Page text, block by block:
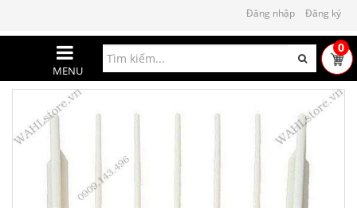
Đăng nhập Đăng ký
MENU
0